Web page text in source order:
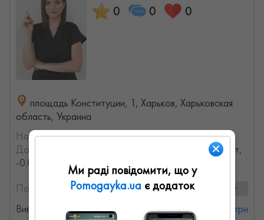
0 0 0
площадь Конституции, 1, Харьков, Харьковская
область, Украина
На порталі з:01.02.2022
Досвід роботи:
с 2018 года (8.0063415630368 лет,
-0.001431965719334 месяцев)
Послуги та ціни:
4 послуг
Виведення татуажу
от 600 грн
Ми раді повідомити, що у
Pomogayka.ua є додаток